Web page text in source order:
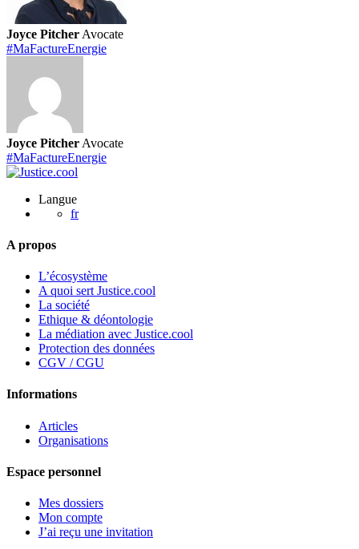
Joyce Pitcher Avocate
#MaFactureEnergie
Joyce Pitcher Avocate
#MaFactureEnergie
Langue
fr
A propos
L’écosystème
A quoi sert Justice.cool
La société
Ethique & déontologie
La médiation avec Justice.cool
Protection des données
CGV / CGU
Informations
Articles
Organisations
Espace personnel
Mes dossiers
Mon compte
J’ai reçu une invitation